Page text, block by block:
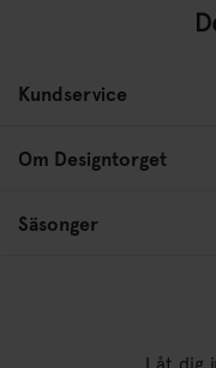
Kundservice
Om Designtorget
Säsonger